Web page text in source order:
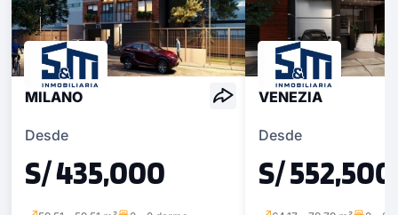
MILANO
Desde
S/ 435,000
VENEZIA
Desde
S/ 552,500